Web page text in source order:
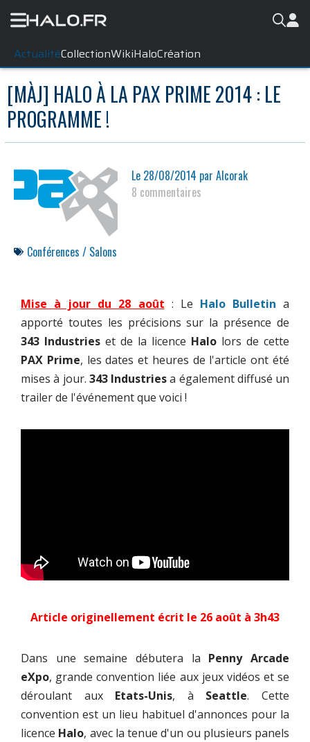
ActualitéCollectionWikiHaloCréation
[MÀJ] HALO À LA PAX PRIME 2014 : LE
PROGRAMME !
Le 28/08/2014 par Alcorak
8 commentaires
Conférences / Salons
Mise à jour du 28 août : Le Halo Bulletin a
apporté toutes les précisions sur la présence de
343 Industries et de la licence Halo lors de cette
PAX Prime, les dates et heures de l'article ont été
mises à jour. 343 Industriesa également diffusé un
trailer de l'événement que voici !
Article originellement écrit le 26 août à 3h43
Dans une semaine débutera la Penny Arcade
eXpo, grande convention liée aux jeux vidéos et se
déroulant aux Etats-Unis, à Seattle. Cette
convention est un lieu habituel d'annonces pour la
licence Halo, avec la tenue d'un ou plusieurs panels